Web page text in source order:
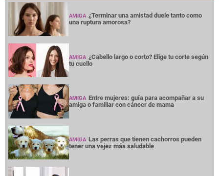
AMIGA ¿Terminar una amistad duele tanto como
una ruptura amorosa?
AMIGA ¿Cabello largo o corto? Elige tu corte según
tu cuello
AMIGA Entre mujeres: guía para acompañar a su
amiga o familiar con cáncer de mama
AMIGA Las perras que tienen cachorros pueden
tener una vejez más saludable